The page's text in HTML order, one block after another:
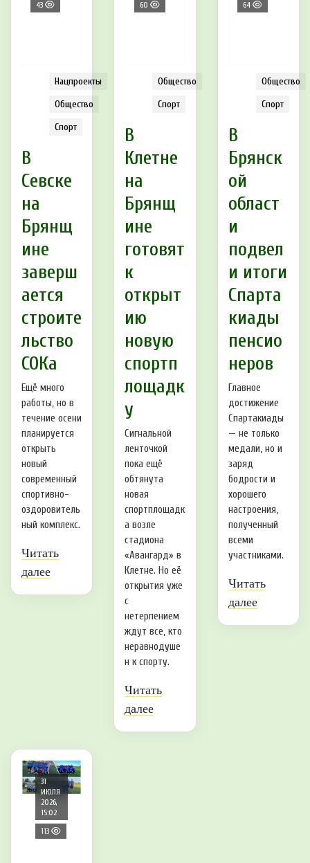
43
Нацпроекты
Общество
Спорт
В
Севске
на
Брянщ
ине
заверш
ается
строите
льство
СОКа
Ещё много
работы, но в
течение осени
планируется
открыть
новый
современный
спортивно-
оздоровитель
ный комплекс.
Читать
далее
60
Общество
Спорт
В
Клетне
на
Брянщ
ине
готовят
к
открыт
ию
новую
спортп
лощадк
у
Сигнальной
ленточкой
пока ещё
обтянута
новая
спортплощадк
а возле
стадиона
«Авангард» в
Клетне. Но её
открытия уже
с
нетерпением
ждут все, кто
неравнодуше
н к спорту.
Читать
далее
64
Общество
Спорт
В
Брянск
ой
област
и
подвел
и итоги
Спарта
киады
пенсио
неров
Главное
достижение
Спартакиады
— не только
медали, но и
заряд
бодрости и
хорошего
настроения,
полученный
всеми
участниками.
Читать
далее
31
ИЮЛЯ
2026,
15:02
113